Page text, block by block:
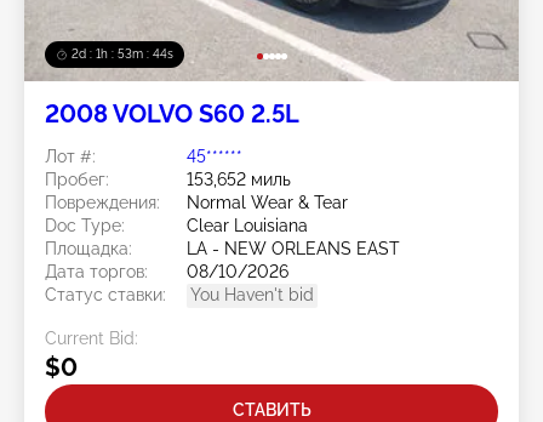
2d : 1h : 53m : 41s
2008 VOLVO S60 2.5L
Лот #:
45******
Пробег:
153,652 миль
Повреждения:
Normal Wear & Tear
Doc Type:
Clear Louisiana
Площадка:
LA - NEW ORLEANS EAST
Дата торгов:
08/10/2026
Статус ставки:
You Haven't bid
Current Bid:
$0
СТАВИТЬ